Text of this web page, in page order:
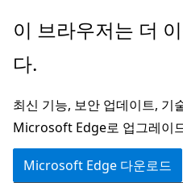
주
콘
츠
로
건
페
지
탐
색
으
이 브라우저는 더
다.
최신 기능, 보안 업데이트, 기
Microsoft Edge로 업그레이
Microsoft Edge 다운로드